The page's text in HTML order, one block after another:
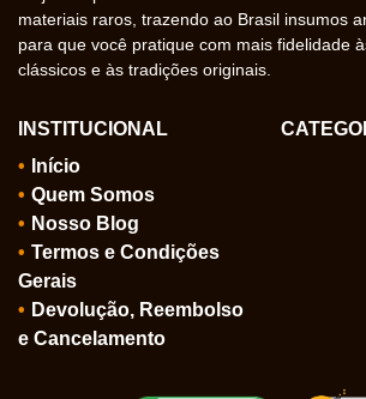
materiais raros, trazendo ao Brasil insumos
para que você pratique com mais fidelidade
clássicos e às tradições originais.
INSTITUCIONAL
Início
Quem Somos
Nosso Blog
Termos e Condições
Gerais
Devolução, Reembolso
e Cancelamento